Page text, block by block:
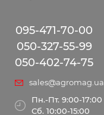
095-471-70-00
050-327-55-99
050-402-74-75
sales@agromag.ua
Пн.-Пт. 9:00-17:00
Сб. 10:00-15:00